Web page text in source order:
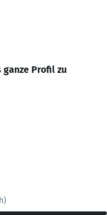
ganze Profil zu